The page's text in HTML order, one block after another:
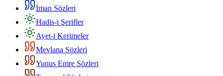
İman Sözleri
Hadis-i Şerifler
Ayet-i Kerimeler
Mevlana Sözleri
Yunus Emre Sözleri